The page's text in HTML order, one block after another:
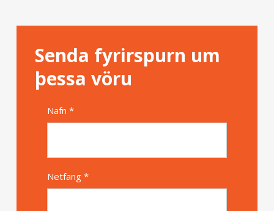
Senda fyrirspurn um
þessa vöru
Nafn *
Netfang *